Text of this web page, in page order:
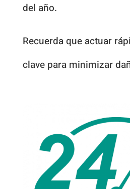
del año.
Recuerda que actuar
clave para minimizar